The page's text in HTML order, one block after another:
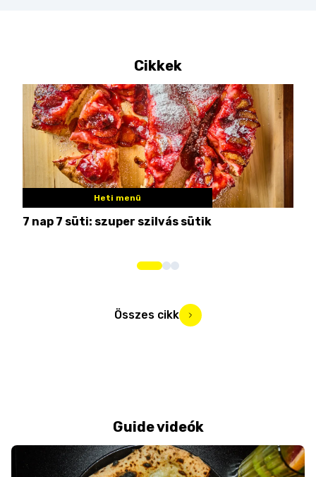
Cikkek
Heti menü
7 nap 7 süti: szuper szilvás sütik
Összes cikk
Guide videók